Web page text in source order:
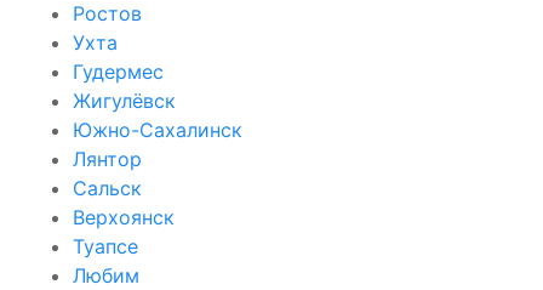
Ростов
Ухта
Гудермес
Жигулёвск
Южно-Сахалинск
Лянтор
Сальск
Верхоянск
Туапсе
Любим